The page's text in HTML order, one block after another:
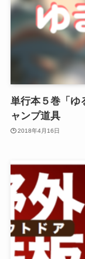
単行本５巻「ゆ
ャンプ道具
2018年4月16日